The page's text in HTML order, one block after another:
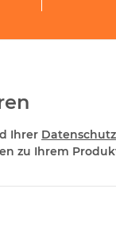
Ihrer
zu Ihrem